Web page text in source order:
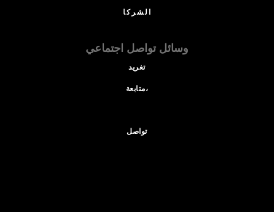
الشركا
وسائل تواصل اجتماعي
تغريد
متابعة،
تواصل